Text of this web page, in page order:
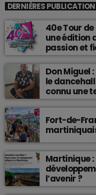
DERNIÈRES
40e Tour
une édition
passion et
Don Miguel
le
connu une
Fort-de-
Martinique :
l’avenir ?